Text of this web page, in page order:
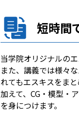
短時間
当学院オリジナルの
また、講義では様々
れてもエスキスをま
加えて、CG・模型・
を身につけます。